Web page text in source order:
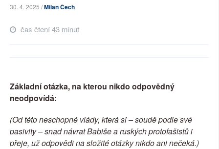
RUBRIKY
30. 4. 2025 /Milan Čech
čas čtení 43 minut
Základní otázka, na kterou nikdo odpovědný
neodpovídá:
(Od této neschopné vlády, která si – soudě podle své
pasivity – snad návrat Babiše a ruských protofašistů i
přeje, už odpovědi na složité otázky nikdo ani nečeká.)